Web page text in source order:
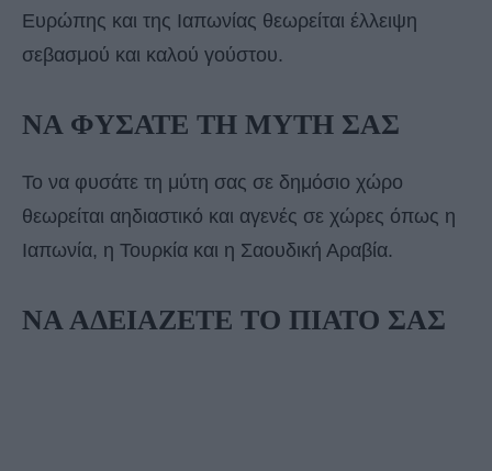
Ευρώπης και της Ιαπωνίας θεωρείται έλλειψη
σεβασμού και καλού γούστου.
ΝΑ ΦΥΣΑΤΕ ΤΗ ΜΥΤΗ ΣΑΣ
Το να φυσάτε τη μύτη σας σε δημόσιο χώρο
θεωρείται αηδιαστικό και αγενές σε χώρες όπως η
Ιαπωνία, η Τουρκία και η Σαουδική Αραβία.
ΝΑ ΑΔΕΙΑΖΕΤΕ ΤΟ ΠΙΑΤΟ ΣΑΣ